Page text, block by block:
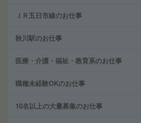
ＪＲ五日市線のお仕事
秋川駅のお仕事
医療・介護・福祉・教育系のお仕事
職種未経験OKのお仕事
10名以上の大量募集のお仕事